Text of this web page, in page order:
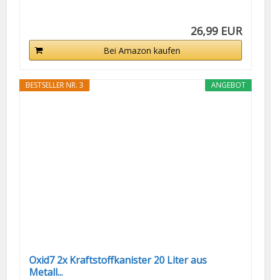
26,99 EUR
Bei Amazon kaufen
ANGEBOT
BESTSELLER NR. 3
Oxid7 2x Kraftstoffkanister 20 Liter aus
Metall...